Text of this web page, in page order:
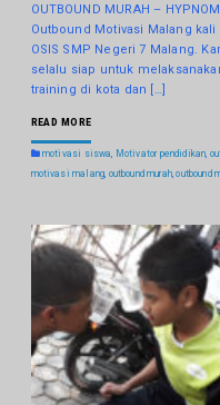
OUTBOUND MURAH –
Outbound Motivasi Malang
OSIS SMP Negeri 7 Malang.
selalu siap untuk
training di kota dan […]
READ MORE
motivasi siswa, Motivator pendidikan,
motivasi malang, outbound murah,outbound